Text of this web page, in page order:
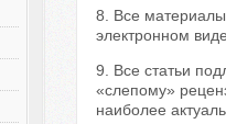
8. Все материалы
электронном
9. Все статьи
«слепому»
наиболее